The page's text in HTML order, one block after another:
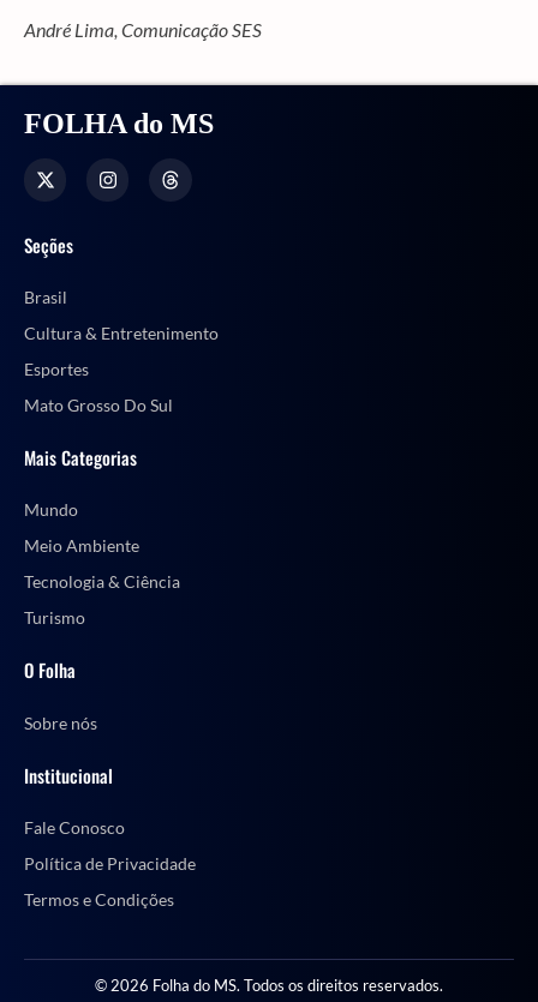
André Lima, Comunicação SES
FOLHA do MS
Seções
Brasil
Cultura & Entretenimento
Esportes
Mato Grosso Do Sul
Mais Categorias
Mundo
Meio Ambiente
Tecnologia & Ciência
Turismo
O Folha
Sobre nós
Institucional
Fale Conosco
Política de Privacidade
Termos e Condições
© 2026 Folha do MS. Todos os direitos reservados.